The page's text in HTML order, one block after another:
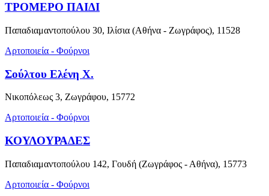
ΤΡΟΜΕΡΟ ΠΑΙΔΙ
Παπαδιαμαντοπούλου 30, Ιλίσια (Αθήνα - Ζωγράφος), 11528
Αρτοποιεία - Φούρνοι
Σούλτου Ελένη Χ.
Νικοπόλεως 3, Ζωγράφου, 15772
Αρτοποιεία - Φούρνοι
ΚΟΥΛΟΥΡΑΔΕΣ
Παπαδιαμαντοπούλου 142, Γουδή (Ζωγράφος - Αθήνα), 15773
Αρτοποιεία - Φούρνοι